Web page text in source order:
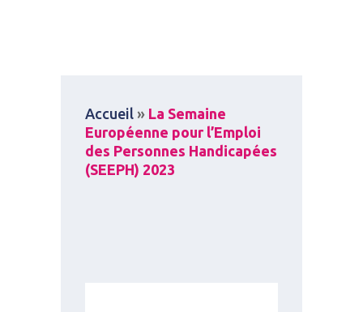
Accueil» La Semaine
Européenne pour l’Emploi
des Personnes Handicapées
(SEEPH) 2023